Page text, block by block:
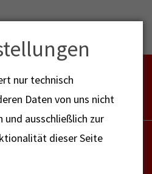
Menu
RETTUNGSDIENST
nur technisch
Daten von uns nicht
ausschließlich zur
dieser Seite